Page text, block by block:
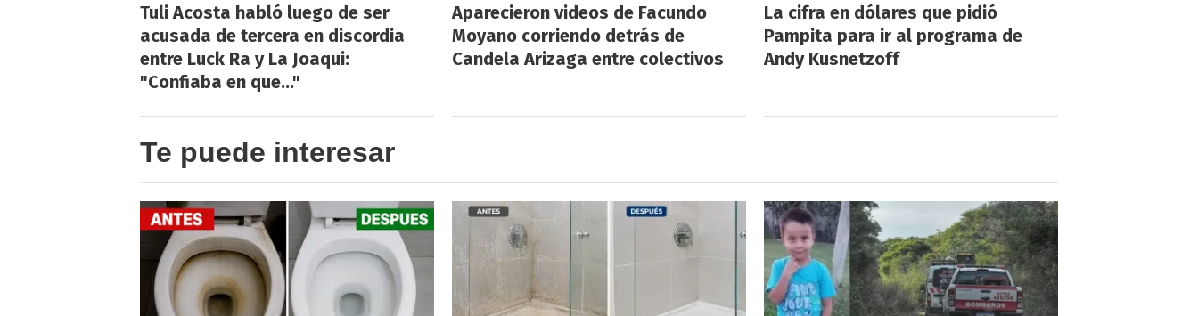
Tuli Acosta habló luego de ser
acusada de tercera en discordia
entre Luck Ra y La Joaqui:
"Confiaba en que..."
Aparecieron videos de Facundo
Moyano corriendo detrás de
Candela Arizaga entre colectivos
La cifra en dólares que pidió
Pampita para ir al programa de
Andy Kusnetzoff
Te puede interesar